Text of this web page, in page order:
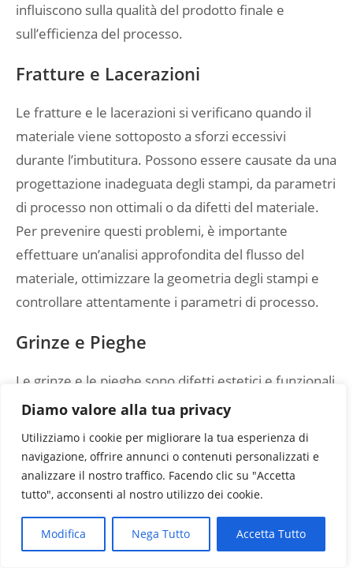
Diamo valore alla tua privacy
Utilizziamo i cookie per migliorare la tua esperienza di
navigazione, offrire annunci o contenuti personalizzati e
analizzare il nostro traffico. Facendo clic su "Accetta
tutto", acconsenti al nostro utilizzo dei cookie.
Modifica Nega Tutto Accetta Tutto
influiscono sulla qualità del prodotto finale e
sull’efficienza del processo.
Fratture e Lacerazioni
Le fratture e le lacerazioni si verificano quando il
materiale viene sottoposto a sforzi eccessivi
durante l’imbutitura. Possono essere causate da una
progettazione inadeguata degli stampi, da parametri
di processo non ottimali o da difetti del materiale.
Per prevenire questi problemi, è importante
effettuare un’analisi approfondita del flusso del
materiale, ottimizzare la geometria degli stampi e
controllare attentamente i parametri di processo.
Grinze e Pieghe
Le grinze e le pieghe sono difetti estetici e funzionali
che si manifestano come ondulazioni o piegature
Possono essere causate da una distribuzione non
uniforme degli sforzi, da una lubrificazione
inadeguata o da una pressione eccessiva del
premilamiera. Per evitare grinze e pieghe, è
necessario ottimizzare la geometria degli stampi,